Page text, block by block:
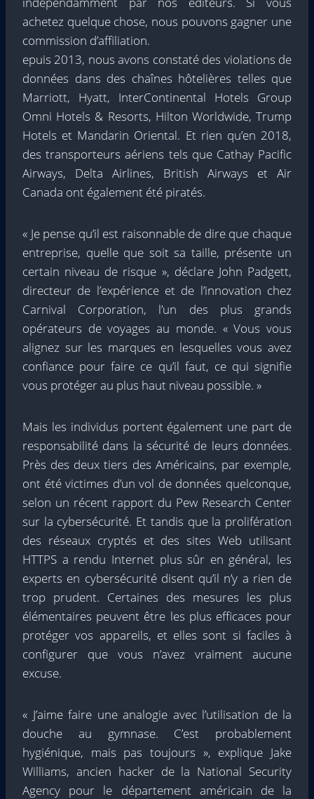
achetez quelque chose, nous pouvons gagner une
commission d’affiliation.
epuis 2013, nous avons constaté des violations de
données dans des chaînes hôtelières telles que
Marriott, Hyatt, InterContinental Hotels Group
Omni Hotels & Resorts, Hilton Worldwide, Trump
Hotels et Mandarin Oriental. Et rien qu’en 2018,
des transporteurs aériens tels que Cathay Pacific
Airways, Delta Airlines, British Airways et Air
Canada ont également été piratés.
« Je pense qu’il est raisonnable de dire que chaque
entreprise, quelle que soit sa taille, présente un
certain niveau de risque », déclare John Padgett,
directeur de l’expérience et de l’innovation chez
Carnival Corporation, l’un des plus grands
opérateurs de voyages au monde. « Vous vous
alignez sur les marques en lesquelles vous avez
confiance pour faire ce qu’il faut, ce qui signifie
vous protéger au plus haut niveau possible. »
Mais les individus portent également une part de
responsabilité dans la sécurité de leurs données.
Près des deux tiers des Américains, par exemple,
ont été victimes d’un vol de données quelconque,
selon un récent rapport du Pew Research Center
sur la cybersécurité. Et tandis que la prolifération
des réseaux cryptés et des sites Web utilisant
HTTPS a rendu Internet plus sûr en général, les
experts en cybersécurité disent qu’il n’y a rien de
trop prudent. Certaines des mesures les plus
élémentaires peuvent être les plus efficaces pour
protéger vos appareils, et elles sont si faciles à
configurer que vous n’avez vraiment aucune
excuse.
« J’aime faire une analogie avec l’utilisation de la
douche au gymnase. C’est probablement
hygiénique, mais pas toujours », explique Jake
Williams, ancien hacker de la National Security
Agency pour le département américain de la